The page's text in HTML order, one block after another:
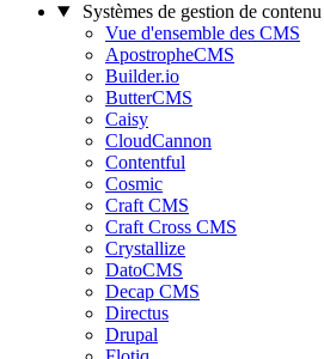
Systèmes de gestion de contenu
Vue d'ensemble des CMS
ApostropheCMS
Builder.io
ButterCMS
Caisy
CloudCannon
Contentful
Cosmic
Craft CMS
Craft Cross CMS
Crystallize
DatoCMS
Decap CMS
Directus
Drupal